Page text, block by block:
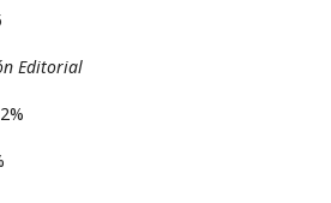
Editorial